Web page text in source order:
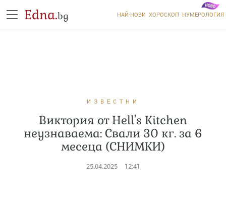
Edna.bg НАЙ-НОВИ ХОРОСКОП НУМЕРОЛОГИЯ
ИЗВЕСТНИ
Виктория от Hell's Kitchen
неузнаваема: Свали 30 кг. за 6
месеца (СНИМКИ)
25.04.2025 12:41